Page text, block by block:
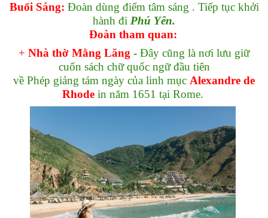
Buổi Sáng: Đoàn dùng điểm tâm sáng . Tiếp tục khởi
hành đi Phú Yên.
Đoàn tham quan:
+ Nhà thờ Mằng Lăng - Đây cũng là nơi lưu giữ
cuốn sách chữ quốc ngữ đầu tiên
về Phép giảng tám ngày của linh mục Alexandre de
Rhode in năm 1651 tại Rome.